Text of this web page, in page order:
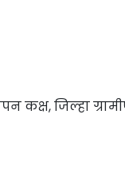
कक्ष, जिल्हा